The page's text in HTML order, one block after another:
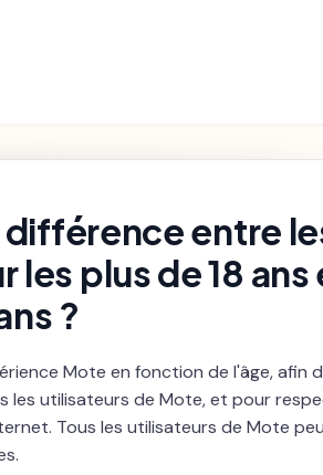
différence entre
les plus de 18 ans
?
Mote en fonction de l'âge, afin
les utilisateurs de Mote, et pour
Tous les utilisateurs de Mote